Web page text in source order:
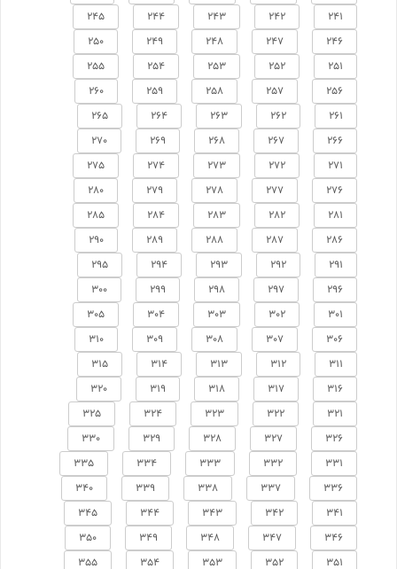
241
242
243
244
245
246
247
248
249
250
251
252
253
254
255
256
257
258
259
260
261
262
263
264
265
266
267
268
269
270
271
272
273
274
275
276
277
278
279
280
281
282
283
284
285
286
287
288
289
290
291
292
293
294
295
296
297
298
299
300
301
302
303
304
305
306
307
308
309
310
311
312
313
314
315
316
317
318
319
320
321
322
323
324
325
326
327
328
329
330
331
332
333
334
335
336
337
338
339
340
341
342
343
344
345
346
347
348
349
350
351
352
353
354
355